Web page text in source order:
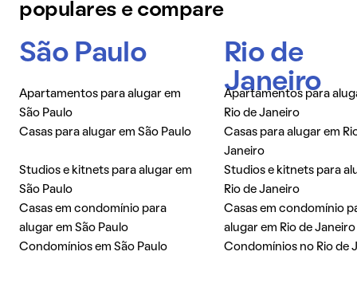
populares e compare
São Paulo
Apartamentos para alugar em
São Paulo
Casas para alugar em São Paulo
Studios e kitnets para alugar em
São Paulo
Casas em condomínio para
alugar em São Paulo
Condomínios em São Paulo
Rio de
Janeiro
Apartamentos para
Rio de Janeiro
Casas para alugar em
Janeiro
Studios e kitnets para
Rio de Janeiro
Casas em condomínio
alugar em Rio de Janeiro
Condomínios no Rio de